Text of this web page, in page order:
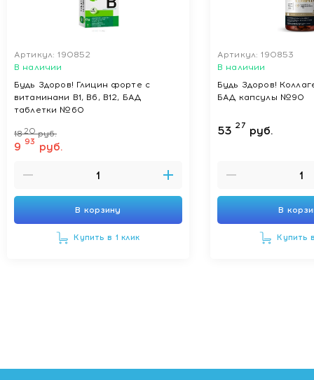
Артикул: 190852
В наличии
Будь Здоров! Глицин форте с
витаминами В1, В6, В12, БАД
таблетки №60
1820 руб.
9 93 руб.
В корзину
Купить в 1 клик
Артикул: 190853
В наличии
Будь Здоров!
БАД капсулы №90
53 27 руб.
В
Купить